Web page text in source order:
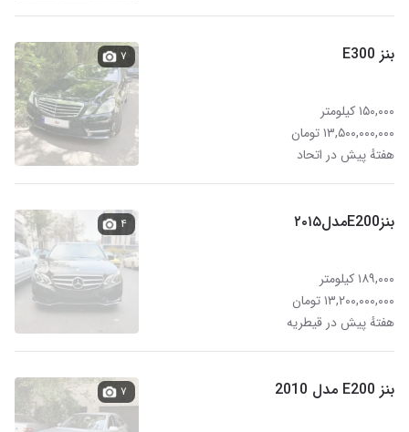
بنز E300
۱۵۰,۰۰۰ کیلومتر
۱۳,۵۰۰,۰۰۰,۰۰۰ تومان
هفتهٔ پیش در اتحاد
۷
بنزE200مدل۲۰۱۵
۱۸۹,۰۰۰ کیلومتر
۱۳,۲۰۰,۰۰۰,۰۰۰ تومان
هفتهٔ پیش در قیطریه
۴
بنز E200 مدل 2010 ۷